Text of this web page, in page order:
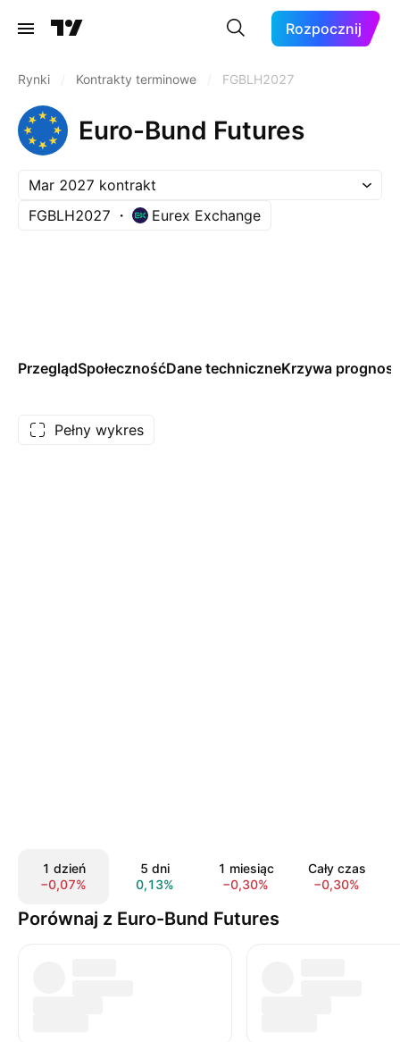
Rozpocznij
Rynki Kontrakty terminowe FGBLH2027
Euro-Bund Futures
Mar 2027 kontrakt
FGBLH2027
Eurex Exchange
PrzeglądSpołecznośćDane techniczneKrzywa
Pełny wykres
1 dzień
−0,07%
5 dni
0,13%
1 miesiąc
−0,30%
Cały czas
−0,30%
Porównaj z Euro-Bund Futures